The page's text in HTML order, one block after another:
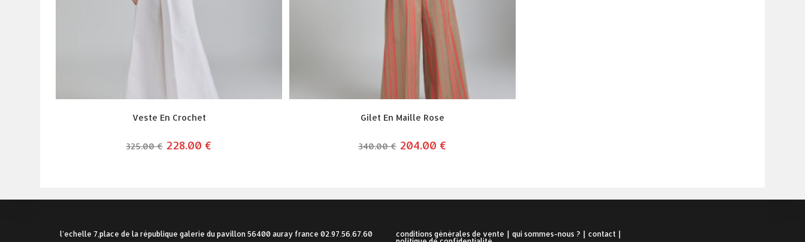
Veste En Crochet
325.00€ le
prix
228.00€
Gilet En Maille Rose
340.00€ le
prix
204.00 €
conditions générales de vente qui sommes-nous ?
contact
l'echelle 7,place de la république galerie du pavillon 56400 auray france 02.97.56.67.60